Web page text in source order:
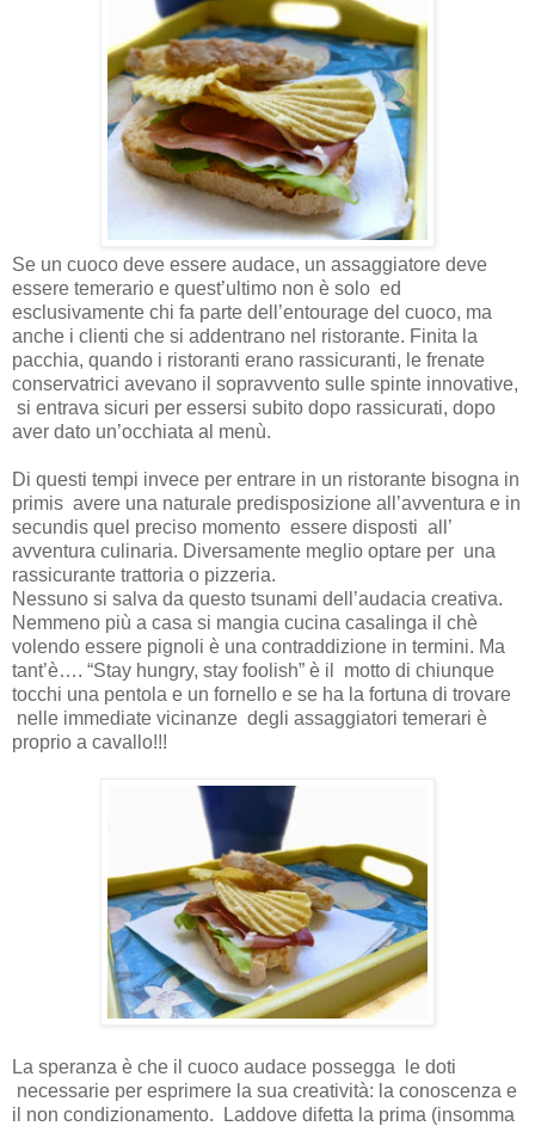
Se un cuoco deve essere audace, un assaggiatore deve
essere temerario e quest’ultimo non è solo ed
esclusivamente chi fa parte dell’entourage del cuoco, ma
anche i clienti che si addentrano nel ristorante. Finita la
pacchia, quando i ristoranti erano rassicuranti, le frenate
conservatrici avevano il sopravvento sulle spinte innovative,
si entrava sicuri per essersi subito dopo rassicurati, dopo
aver dato un’occhiata al menù.
Di questi tempi invece per entrare in un ristorante bisogna in
primis avere una naturale predisposizione all’avventura e in
secundis quel preciso momento essere disposti all’
avventura culinaria. Diversamente meglio optare per una
rassicurante trattoria o pizzeria.
Nessuno si salva da questo tsunami dell’audacia creativa.
Nemmeno più a casa si mangia cucina casalinga il chè
volendo essere pignoli è una contraddizione in termini. Ma
tant’è…. “Stay hungry, stay foolish” è il motto di chiunque
tocchi una pentola e un fornello e se ha la fortuna di trovare
nelle immediate vicinanze degli assaggiatori temerari è
proprio a cavallo!!!
La speranza è che il cuoco audace possegga le doti
necessarie per esprimere la sua creatività: la conoscenza e
il non condizionamento. Laddove difetta la prima (insomma